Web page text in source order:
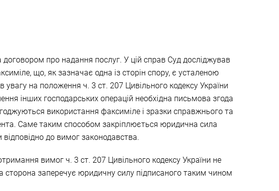
про надання послуг. У цій справ Суд досліджував
що, як зазначає одна із сторін спору, є усталеною
на положення ч. 3 ст. 207 Цивільного кодексу України
інших господарських операцій необхідна письмова згода
використання факсиміле і зразки справжнього та
Саме таким способом закріплюється юридична сила
до вимог законодавства.
вимог ч. 3 ст. 207 Цивільного кодексу України не
заперечує юридичну силу підписаного таким чином